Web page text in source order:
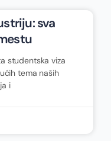
sva
studentska viza
tema naših
i